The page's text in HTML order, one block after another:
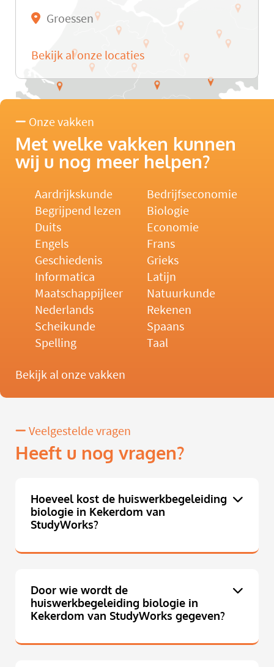
Groessen
Bekijk al onze locaties
Onze vakken
Met welke vakken kunnen
wij u nog meer helpen?
Aardrijkskunde
Bedrijfseconomie
Begrijpend lezen
Biologie
Duits
Economie
Engels
Frans
Geschiedenis
Grieks
Informatica
Latijn
Maatschappijleer
Natuurkunde
Nederlands
Rekenen
Scheikunde
Spaans
Spelling
Taal
Bekijk al onze vakken
Veelgestelde vragen
Heeft u nog vragen?
Hoeveel kost de huiswerkbegeleiding
biologie in Kekerdom van
StudyWorks?
Door wie wordt de
huiswerkbegeleiding biologie in
Kekerdom van StudyWorks gegeven?